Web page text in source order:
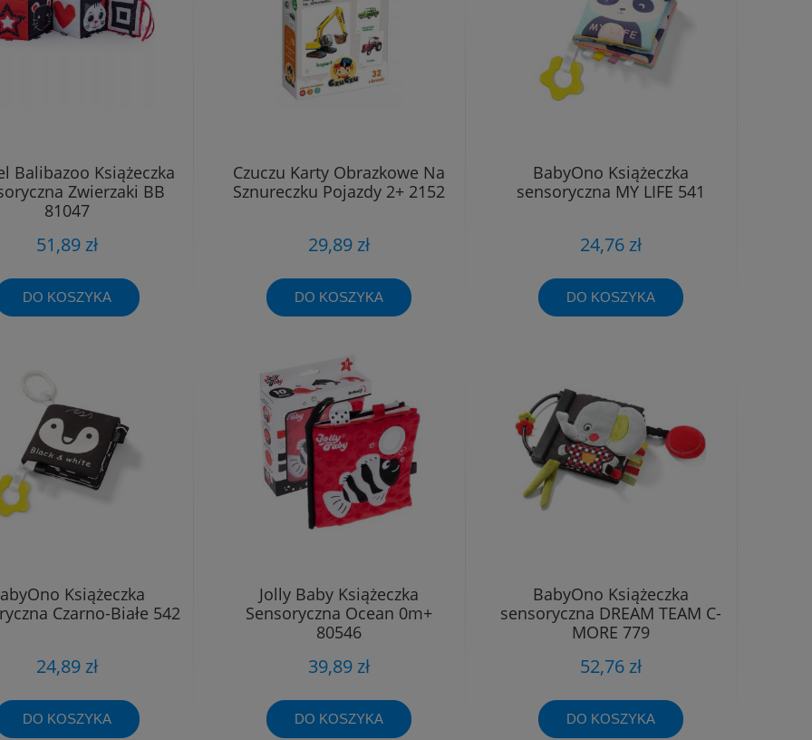
Balibazoo Książeczka
Zwierzaki BB
81047
51,89 zł
DO KOSZYKA
Czuczu Karty Obrazkowe Na
Sznureczku Pojazdy 2+ 2152
29,89 zł
DO KOSZYKA
BabyOno Książeczka
sensoryczna MY LIFE 541
24,76 zł
DO KOSZYKA
Książeczka
Czarno-Białe 542
24,89 zł
DO KOSZYKA
Jolly Baby Książeczka
Sensoryczna Ocean 0m+
80546
39,89 zł
DO KOSZYKA
BabyOno Książeczka
sensoryczna DREAM TEAM C-
MORE 779
52,76 zł
DO KOSZYKA